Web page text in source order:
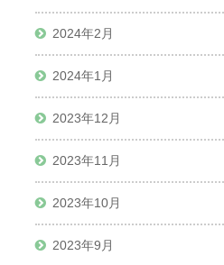
2024年2月
2024年1月
2023年12月
2023年11月
2023年10月
2023年9月